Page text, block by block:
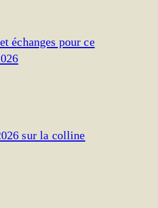
échanges pour ce
sur la colline